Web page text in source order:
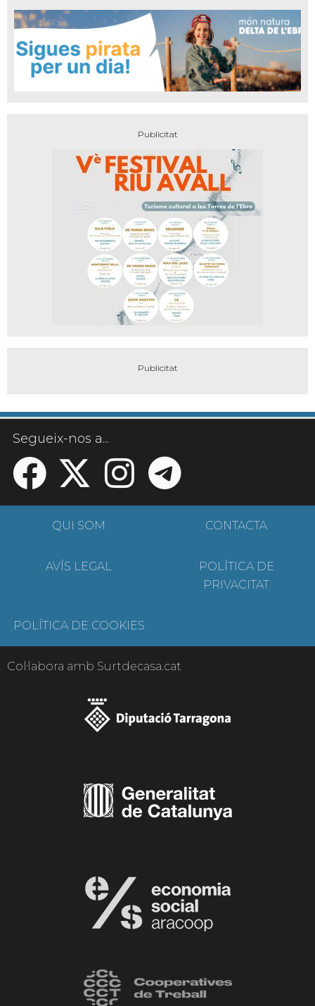
Segueix-nos a...
QUI SOM CONTACTA
AVÍS LEGAL
POLÍTICA DE
PRIVACITAT
POLÍTICA DE COOKIES
Col·labora amb Surtdecasa.cat